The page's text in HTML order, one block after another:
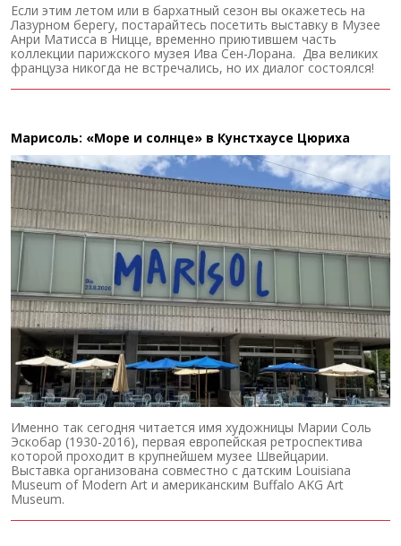
Если этим летом или в бархатный сезон вы окажетесь на
Лазурном берегу, постарайтесь посетить выставку в Музее
Анри Матисса в Ницце, временно приютившем часть
коллекции парижского музея Ива Сен-Лорана. Два великих
француза никогда не встречались, но их диалог состоялся!
Марисоль: «Море и солнце» в Кунстхаусе Цюриха
Именно так сегодня читается имя художницы Марии Соль
Эскобар (1930-2016), первая европейская ретроспектива
которой проходит в крупнейшем музее Швейцарии.
Выставка организована совместно с датским Louisiana
Museum of Modern Art и американским Buffalo AKG Art
Museum.